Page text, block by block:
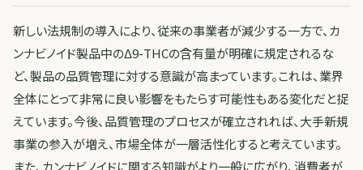
新しい法規制の導入により、従来の事業者が減少する一方で、カ
ンナビノイド製品中のΔ9-THCの含有量が明確に規定されるな
ど、製品の品質管理に対する意識が高まっています。これは、業界
全体にとって非常に良い影響をもたらす可能性もある変化だと捉
えています。今後、品質管理のプロセスが確立されれば、大手新規
事業の参入が増え、市場全体が一層活性化すると考えています。
また、カンナビノイドに関する知識がより一般に広がり、消費者が